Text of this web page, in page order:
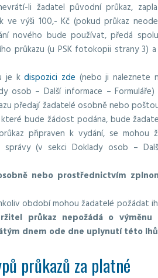
li žadatel původní průkaz,
ve výši 100,- Kč (pokud průkaz
nového bude používat, předá
průkazu (u PSK fotokopii strany 3)
je kdispozici zde (nebo ji naleznete
osob – Další informace –
předají žadatelé osobně nebo
bude žádost podána, bude
připraven k vydání, se mohou
(v sekci Doklady osob –
nebo prostřednictvím
období mohou žadatelé požádat
průkaz nepožádá o
dnem ode dne uplynutí této
průkazů za platné